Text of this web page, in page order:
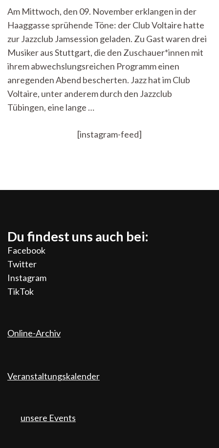
Die
Jazzclub
Jamsession
im
Club
Voltaire
Am Mittwoch, den 09. November erklangen in der
Haaggasse sprühende Töne: der Club Voltaire hatte
zur Jazzclub Jamsession geladen. Zu Gast waren drei
Musiker aus Stuttgart, die den Zuschauer*innen mit
ihrem abwechslungsreichen Programm einen
anregenden Abend bescherten. Jazz hat im Club
Voltaire, unter anderem durch den Jazzclub
Tübingen, eine lange …
[instagram-feed]
Du findest uns auch bei:
Facebook
Twitter
Instagram
TikTok
Online-Archiv
Veranstaltungskalender
unsere Events